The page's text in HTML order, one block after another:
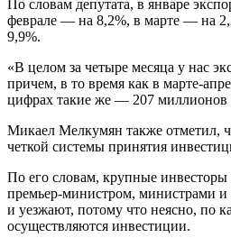
По словам депутата, в январе
феврале — на 8,2%, в марте — на
9,9%.
«В целом за четыре месяца у нас
причем, в то время как в марте-
цифрах такие же — 207 миллионов
Микаел Мелкумян также отметил,
четкой системы принятия
По его словам, крупные инвесторы
премьер-министром, министрами и
и уезжают, потому что неясно, по
осуществляются инвестиции.